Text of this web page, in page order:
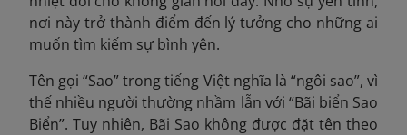
nơi này trở thành điểm đến lý tưởng cho những ai
muốn tìm kiếm sự bình yên.
Tên gọi “Sao” trong tiếng Việt nghĩa là “ngôi sao”, vì
thế nhiều người thường nhầm lẫn với “Bãi biển Sao
Biển”. Tuy nhiên, Bãi Sao không được đặt tên theo